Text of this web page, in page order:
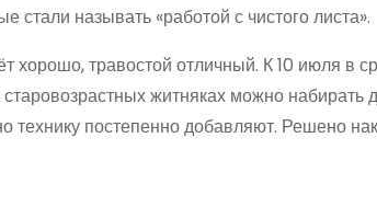
называть «работой с чистого листа».
хорошо, травостой отличный. К 10 июля в
житняках можно набирать
технику постепенно добавляют. Решено